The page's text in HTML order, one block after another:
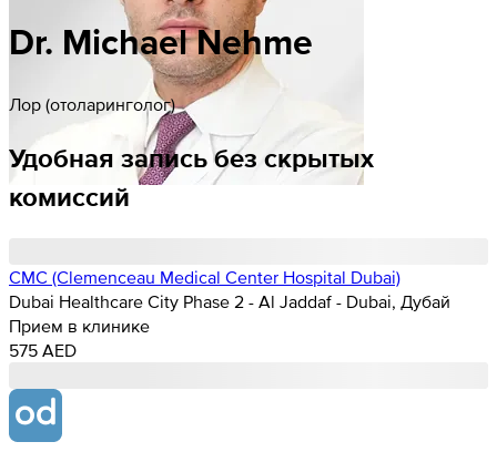
Dr. Michael Nehme
Лор (отоларинголог)
Удобная запись без скрытых
комиссий
CMC (Clemenceau Medical Center Hospital Dubai)
Dubai Healthcare City Phase 2 - Al Jaddaf - Dubai, Дубай
Прием в клинике
575 AED